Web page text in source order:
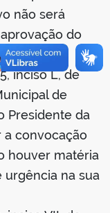
não será
do
inciso L, de
de
Presidente da
a convocação
houver matéria
na sua